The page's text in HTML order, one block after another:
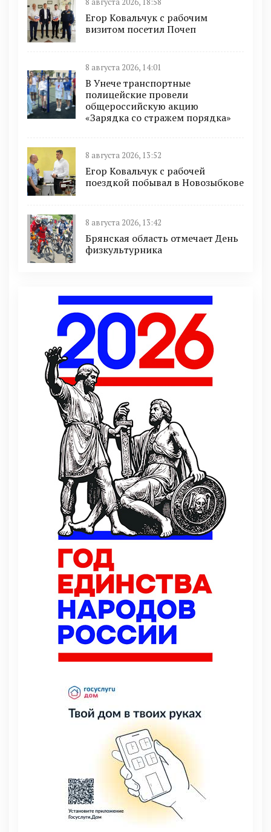
8 августа 2026, 18:58
Егор Ковальчук с рабочим
визитом посетил Почеп
8 августа 2026, 14:01
В Унече транспортные
полицейские провели
общероссийскую акцию
«Зарядка со стражем порядка»
8 августа 2026, 13:52
Егор Ковальчук с рабочей
поездкой побывал в Новозыбкове
8 августа 2026, 13:42
Брянская область отмечает День
физкультурника